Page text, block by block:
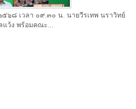
๖๘ เวลา ๐๙.๓๐ น. นายวีรเทพ นราวิทย์
แว้ง พร้อมคณะ...